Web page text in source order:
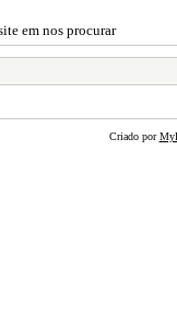
em nos procurar
Criado por